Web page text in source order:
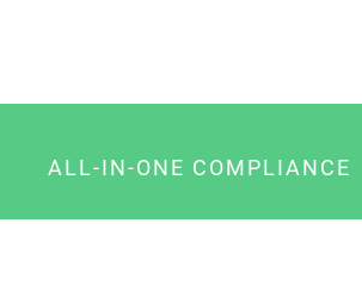
ALL-IN-ONE COMPLIANCE